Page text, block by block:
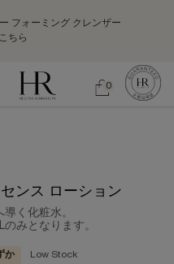
フォーミング クレンザー
ちら
シ
ッ
0
0 カート内の製品
ンス ローション
く化粧水。
Lのみとなります。
か Low Stock